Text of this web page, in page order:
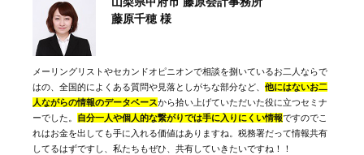
藤原千穂 様
メーリングリストやセカンドオピニオンで相談を捌いているお二人ならで
はの、全国的によくある質問や見落としがちな部分など、 他にはないお二
人ながらの情報のデータベースから拾い上げていただいた役に立つセミナ
ーでした。 自分一人や個人的な繋がりでは手に入りにくい情報ですのでこ
れはお金を出しても手に入れる価値はありますね。税務署だって情報共有
してるはずですし、私たちもぜひ、共有していきたいですね！！